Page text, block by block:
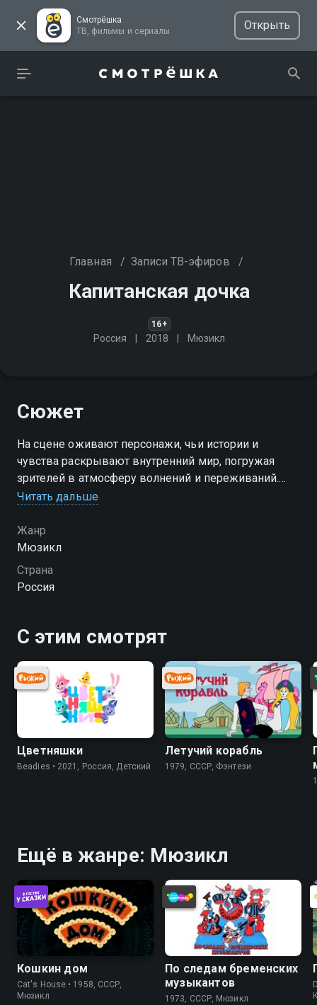
Смотрёшка
ТВ, фильмы и сериалы
Открыть
Главная / Записи ТВ-эфиров /
Капитанская дочка
16+
Россия 2018 Мюзикл
Сюжет
На сцене оживают персонажи, чьи истории и
чувства раскрывают внутренний мир, погружая
зрителей в атмосферу волнений и переживаний.
Этот спектакль - не просто постановка, а настоящее
Читать дальше
Жанр
Мюзикл
Страна
Россия
С этим смотрят
Цветняшки
Beadies • 2021, Россия, Детский
Летучий корабль
1979, СССР, Фэнтези
Ещё в жанре: Мюзикл
Кошкин дом
Cat's House • 1958, СССР,
Мюзикл
По следам бременских
музыкантов
1973, СССР, Мюзикл